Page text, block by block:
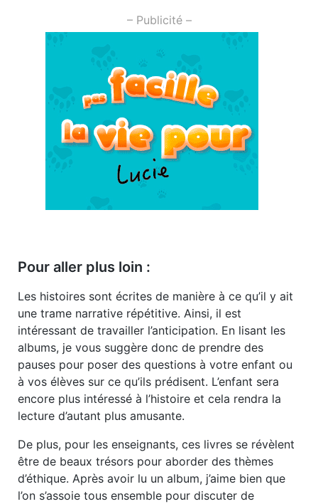
– Publicité –
Pour aller plus loin :
Les histoires sont écrites de manière à ce qu’il y ait
une trame narrative répétitive. Ainsi, il est
intéressant de travailler l’anticipation. En lisant les
albums, je vous suggère donc de prendre des
pauses pour poser des questions à votre enfant ou
à vos élèves sur ce qu’ils prédisent. L’enfant sera
encore plus intéressé à l’histoire et cela rendra la
lecture d’autant plus amusante.
De plus, pour les enseignants, ces livres se révèlent
être de beaux trésors pour aborder des thèmes
d’éthique. Après avoir lu un album, j’aime bien que
l’on s’assoie tous ensemble pour discuter de